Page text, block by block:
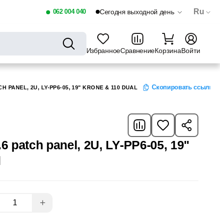
062 004 040 Сегодня выходной день Ru
ИзбранноеСравнениеКорзинаВойти
PANEL, 2U, LY-PP6-05, 19" KRONE & 110 DUAL Скопировать ссылку
patch panel, 2U, LY-PP6-05, 19"
+